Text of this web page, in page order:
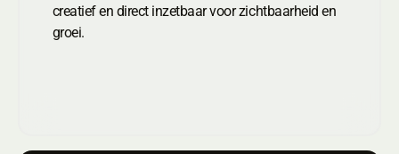
creatief en direct inzetbaar voor zichtbaarheid en
groei.